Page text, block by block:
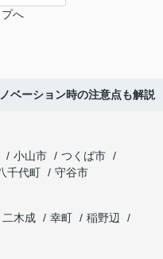
へ
ベーション時の注意点も解説
小山市
つくば市
千代町
守谷市
二木成 幸町
稲野辺